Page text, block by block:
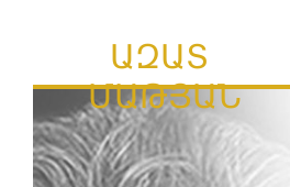
ԱԶԱՏ
ՄԱԹՅԱՆ